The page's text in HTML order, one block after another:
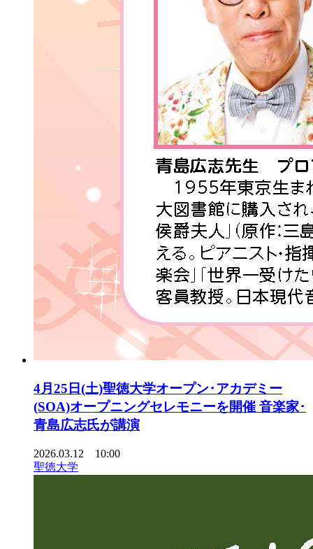
4月25日(土)聖徳大学オープン･アカデミー
(SOA)オープニングセレモニーを開催 音楽家･
青島広志氏が講演
2026.03.12 10:00
聖徳大学